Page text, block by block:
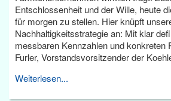
Entschlossenheit und der Wille, heute
für morgen zu stellen. Hier knüpft
Nachhaltigkeitsstrategie an: Mit klar
messbaren Kennzahlen und konkreten
Furler, Vorstandsvorsitzender der
Weiterlesen...